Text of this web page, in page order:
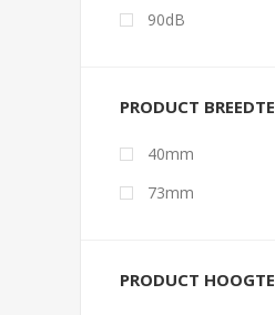
90dB
PRODUCT BREEDTE
40mm
73mm
PRODUCT HOOGTE